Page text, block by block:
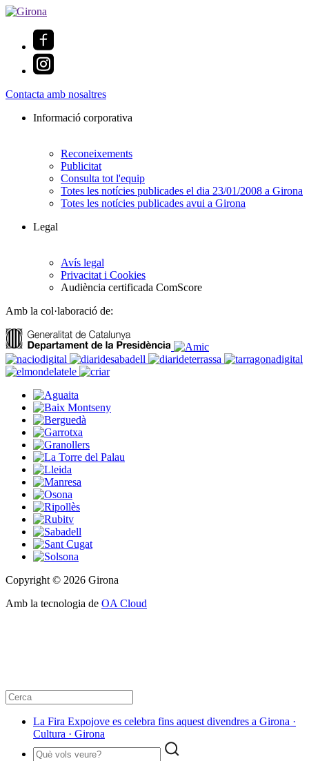
Contacta amb nosaltres
Informació corporativa
Reconeixements
Publicitat
Consulta tot l'equip
Totes les notícies publicades el dia 23/01/2008 a Girona
Totes les notícies publicades avui a Girona
Legal
Avís legal
Privacitat i Cookies
Audiència certificada ComScore
Amb la col·laboració de:
Copyright © 2026 Girona
Amb la tecnologia de OA Cloud
La Fira Expojove es celebra fins aquest divendres a Girona ·
Cultura · Girona